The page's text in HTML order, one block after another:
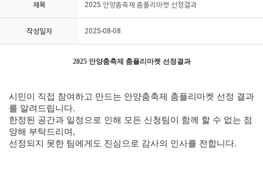
제목 2025 안양춤축제 춤플리마켓 선정결과
작성일자 2025-08-08
2025 안양춤축제 춤플리마켓 선정결과
시민이 직접 참여하고 만드는 안양춤축제 춤플리마켓 선정 결과
를 알려드립니다.
한정된 공간과 일정으로 인해 모든 신청팀이 함께 할 수 없는 점
양해 부탁드리며,
선정되지 못한 팀에게도 진심으로 감사의 인사를 전합니다.